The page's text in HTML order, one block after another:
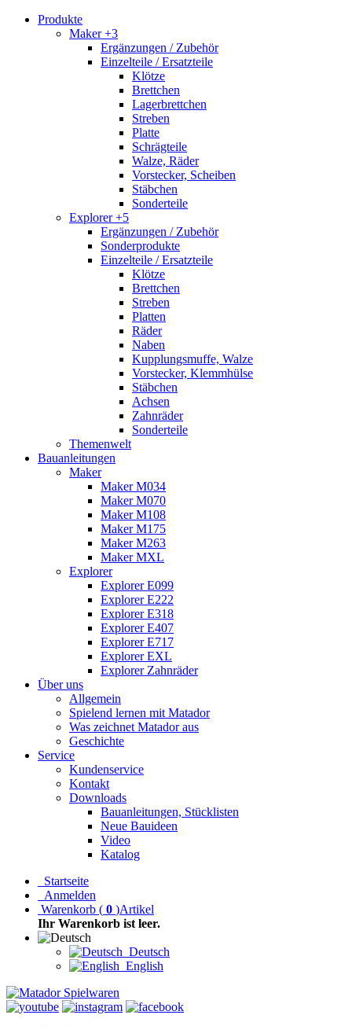
Produkte
Maker +3
Ergänzungen / Zubehör
Einzelteile / Ersatzteile
Klötze
Brettchen
Lagerbrettchen
Streben
Platte
Schrägteile
Walze, Räder
Vorstecker, Scheiben
Stäbchen
Sonderteile
Explorer +5
Ergänzungen / Zubehör
Sonderprodukte
Einzelteile / Ersatzteile
Klötze
Brettchen
Streben
Platten
Räder
Naben
Kupplungsmuffe, Walze
Vorstecker, Klemmhülse
Stäbchen
Achsen
Zahnräder
Sonderteile
Themenwelt
Bauanleitungen
Maker
Maker M034
Maker M070
Maker M108
Maker M175
Maker M263
Maker MXL
Explorer
Explorer E099
Explorer E222
Explorer E318
Explorer E407
Explorer E717
Explorer EXL
Explorer Zahnräder
Über uns
Allgemein
Spielend lernen mit Matador
Was zeichnet Matador aus
Geschichte
Service
Kundenservice
Kontakt
Downloads
Bauanleitungen, Stücklisten
Neue Bauideen
Video
Katalog
Startseite
Anmelden
Warenkorb ( 0 )Artikel
Ihr Warenkorb ist leer.
Deutsch
English